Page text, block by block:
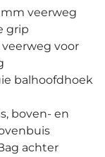
veerweg
grip
voor
balhoofdhoek
boven- en
achter